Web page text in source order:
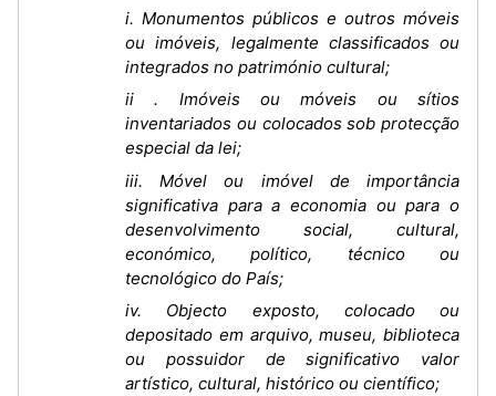
i. Monumentos públicos e outros móveis
ou imóveis, legalmente classificados ou
integrados no património cultural;
ii . Imóveis ou móveis ou sítios
inventariados ou colocados sob protecção
especial da lei;
iii. Móvel ou imóvel de importância
significativa para a economia ou para o
desenvolvimento social, cultural,
económico, político, técnico ou
tecnológico do País;
iv. Objecto exposto, colocado ou
depositado em arquivo, museu, biblioteca
ou possuidor de significativo valor
artístico, cultural, histórico ou científico;